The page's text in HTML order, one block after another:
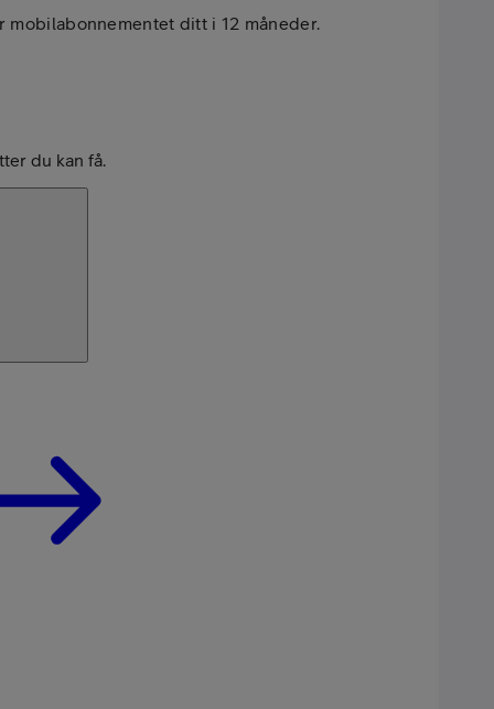
mobilabonnementet ditt i 12 måneder.
du kan få.